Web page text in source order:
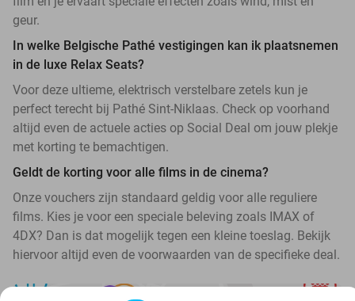
geur.
In welke Belgische Pathé vestigingen kan ik plaatsnemen
in de luxe Relax Seats?
Voor deze ultieme, elektrisch verstelbare zetels kun je
perfect terecht bij Pathé Sint-Niklaas. Check op voorhand
altijd even de actuele acties op Social Deal om jouw plekje
met korting te bemachtigen.
Geldt de korting voor alle films in de cinema?
Onze vouchers zijn standaard geldig voor alle reguliere
films. Kies je voor een speciale beleving zoals IMAX of
4DX? Dan is dat mogelijk tegen een kleine toeslag. Bekijk
hiervoor altijd even de voorwaarden van de specifieke deal.